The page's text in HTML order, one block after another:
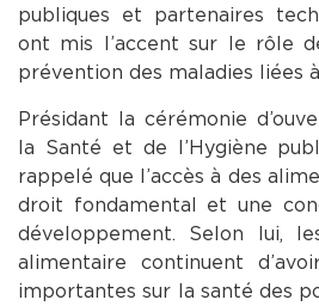
publiques et partenaires
ont mis l’accent sur le rôle
prévention des maladies liées
Présidant la cérémonie
la Santé et de l’Hygiène
rappelé que l’accès à des
droit fondamental et une
développement. Selon lui,
alimentaire continuent
importantes sur la santé des